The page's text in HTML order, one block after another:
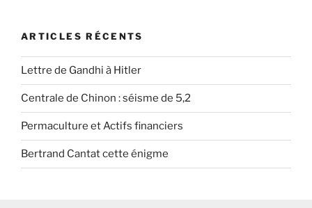
ARTICLES RÉCENTS
Lettre de Gandhi à Hitler
Centrale de Chinon : séisme de 5,2
Permaculture et Actifs financiers
Bertrand Cantat cette énigme